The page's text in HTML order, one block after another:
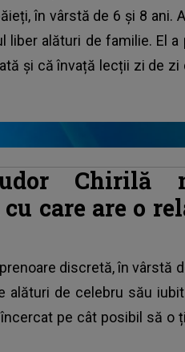
în vârstă de 6 și 8 ani.
alături de familie. El a
și că învață lecții zi de zi
Chirilă
care are o
discretă, în vârstă
alături de celebru său
pe cât posibil să o